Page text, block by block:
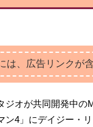
は、広告リンクが
ジオが共同開発中の
ン4」にデイジー・